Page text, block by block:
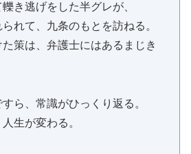
き逃げをした半グレが、
れて、九条のもとを訪ねる。
策は、弁護士にはあるまじき
ら、常識がひっくり返る。
生が変わる。